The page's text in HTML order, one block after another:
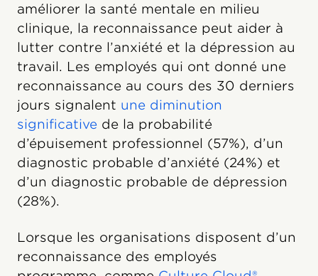
améliorer la santé mentale en milieu
clinique, la reconnaissance peut aider à
lutter contre l’anxiété et la dépression au
travail. Les employés qui ont donné une
reconnaissance au cours des 30 derniers
jours signalent une diminution
significative de la probabilité
d’épuisement professionnel (57%), d’un
diagnostic probable d’anxiété (24%) et
d’un diagnostic probable de dépression
(28%).
Lorsque les organisations disposent d’un
reconnaissance des employés